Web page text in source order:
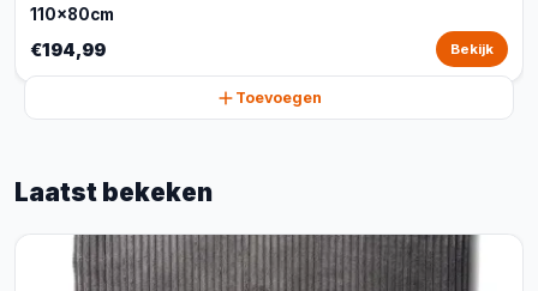
110x80cm
€194,99 Bekijk
Toevoegen
Laatst bekeken